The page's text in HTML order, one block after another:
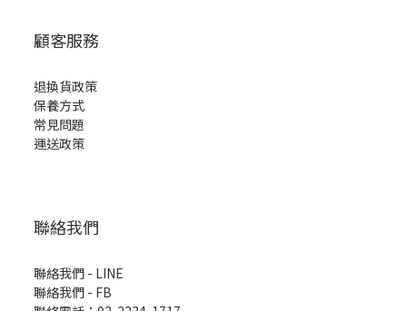
顧客服務
退換貨政策
保養方式
常見問題
運送政策
聯絡我們
聯絡我們 - LINE
聯絡我們 - FB